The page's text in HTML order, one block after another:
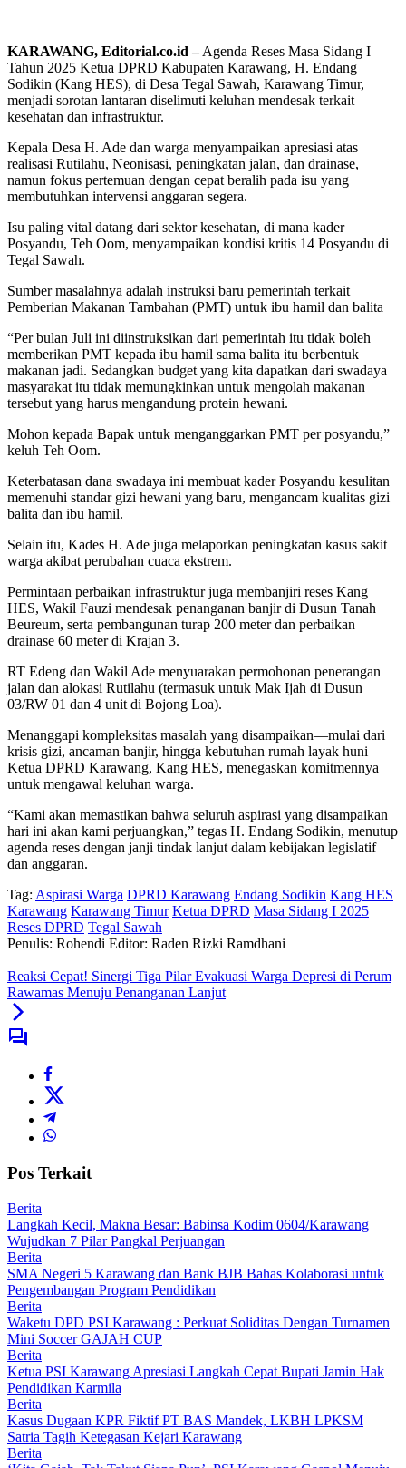
KARAWANG, Editorial.co.id –Agenda Reses Masa Sidang I
Tahun 2025 Ketua DPRD Kabupaten Karawang, H. Endang
Sodikin (Kang HES), di Desa Tegal Sawah, Karawang Timur,
menjadi sorotan lantaran diselimuti keluhan mendesak terkait
kesehatan dan infrastruktur.
Kepala Desa H. Ade dan warga menyampaikan apresiasi atas
realisasi Rutilahu, Neonisasi, peningkatan jalan, dan drainase,
namun fokus pertemuan dengan cepat beralih pada isu yang
membutuhkan intervensi anggaran segera.
Isu paling vital datang dari sektor kesehatan, di mana kader
Posyandu, Teh Oom, menyampaikan kondisi kritis 14 Posyandu di
Tegal Sawah.
Sumber masalahnya adalah instruksi baru pemerintah terkait
Pemberian Makanan Tambahan (PMT) untuk ibu hamil dan balita
“Per bulan Juli ini diinstruksikan dari pemerintah itu tidak boleh
memberikan PMT kepada ibu hamil sama balita itu berbentuk
makanan jadi. Sedangkan budget yang kita dapatkan dari swadaya
masyarakat itu tidak memungkinkan untuk mengolah makanan
tersebut yang harus mengandung protein hewani.
Mohon kepada Bapak untuk menganggarkan PMT per posyandu,”
keluh Teh Oom.
Keterbatasan dana swadaya ini membuat kader Posyandu kesulitan
memenuhi standar gizi hewani yang baru, mengancam kualitas gizi
balita dan ibu hamil.
Selain itu, Kades H. Ade juga melaporkan peningkatan kasus sakit
warga akibat perubahan cuaca ekstrem.
Permintaan perbaikan infrastruktur juga membanjiri reses Kang
HES, Wakil Fauzi mendesak penanganan banjir di Dusun Tanah
Beureum, serta pembangunan turap 200 meter dan perbaikan
drainase 60 meter di Krajan 3.
RT Edeng dan Wakil Ade menyuarakan permohonan penerangan
jalan dan alokasi Rutilahu (termasuk untuk Mak Ijah di Dusun
03/RW 01 dan 4 unit di Bojong Loa).
Menanggapi kompleksitas masalah yang disampaikan—mulai dari
krisis gizi, ancaman banjir, hingga kebutuhan rumah layak huni—
Ketua DPRD Karawang, Kang HES, menegaskan komitmennya
untuk mengawal keluhan warga.
“Kami akan memastikan bahwa seluruh aspirasi yang disampaikan
hari ini akan kami perjuangkan,” tegas H. Endang Sodikin, menutup
agenda reses dengan janji tindak lanjut dalam kebijakan legislatif
dan anggaran.
Tag: Aspirasi Warga DPRD Karawang Endang Sodikin Kang HES
Karawang Karawang Timur Ketua DPRD Masa Sidang I 2025
Reses DPRD Tegal Sawah
Penulis: Rohendi Editor: Raden Rizki Ramdhani
Reaksi Cepat! Sinergi Tiga Pilar Evakuasi Warga Depresi di Perum
Rawamas Menuju Penanganan Lanjut
Pos Terkait
Berita
Langkah Kecil, Makna Besar: Babinsa Kodim 0604/Karawang
Wujudkan 7 Pilar Pangkal Perjuangan
Berita
SMA Negeri 5 Karawang dan Bank BJB Bahas Kolaborasi untuk
Pengembangan Program Pendidikan
Berita
Waketu DPD PSI Karawang : Perkuat Soliditas Dengan Turnamen
Mini Soccer GAJAH CUP
Berita
Ketua PSI Karawang Apresiasi Langkah Cepat Bupati Jamin Hak
Pendidikan Karmila
Berita
Kasus Dugaan KPR Fiktif PT BAS Mandek, LKBH LPKSM
Satria Tagih Ketegasan Kejari Karawang
Berita